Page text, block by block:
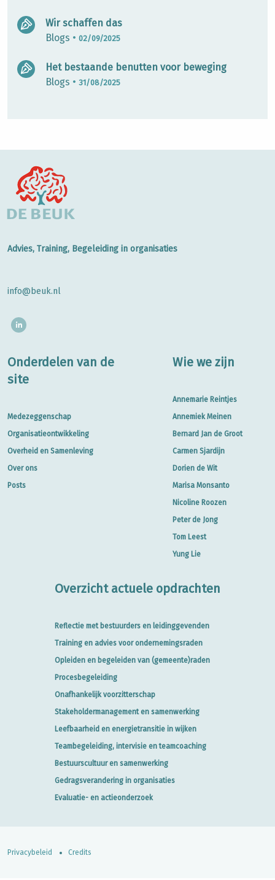
Wir schaffen das
Blogs • 02/09/2025
Het bestaande benutten voor beweging
Blogs • 31/08/2025
Advies, Training, Begeleiding in organisaties
info@beuk.nl
Onderdelen van de
site
Medezeggenschap
Organisatieontwikkeling
Overheid en Samenleving
Over ons
Posts
Wie we zijn
Annemarie Reintjes
Annemiek Meinen
Bernard Jan de Groot
Carmen Sjardijn
Dorien de Wit
Marisa Monsanto
Nicoline Roozen
Peter de Jong
Tom Leest
Yung Lie
Overzicht actuele opdrachten
Reflectie met bestuurders en leidinggevenden
Training en advies voor ondernemingsraden
Opleiden en begeleiden van (gemeente)raden
Procesbegeleiding
Onafhankelijk voorzitterschap
Stakeholdermanagement en samenwerking
Leefbaarheid en energietransitie in wijken
Teambegeleiding, intervisie en teamcoaching
Bestuurscultuur en samenwerking
Gedragsverandering in organisaties
Evaluatie- en actieonderzoek
Privacybeleid Credits